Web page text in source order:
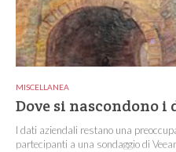
MISCELLANEA
Dove si nascondono i
I dati aziendali restano una
partecipanti a una sondaggio di